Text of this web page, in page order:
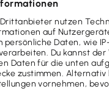
Empfang bei einem
über das